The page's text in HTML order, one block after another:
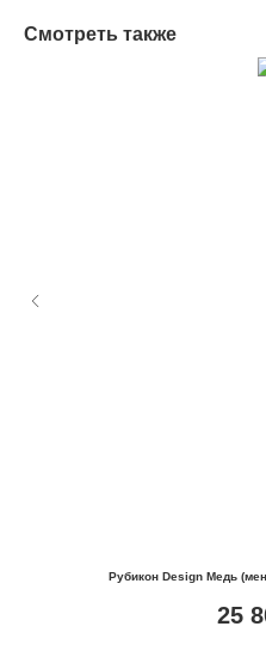
Смотреть также
Рубикон Design Медь
25